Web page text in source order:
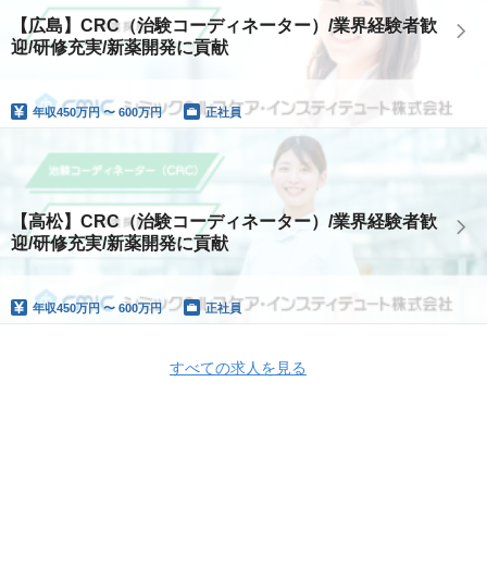
【広島】CRC（治験コーディネーター）/業界経験者歓
迎/研修充実/新薬開発に貢献
年収450万円 〜 600万円 正社員
【高松】CRC（治験コーディネーター）/業界経験者歓
迎/研修充実/新薬開発に貢献
年収450万円 〜 600万円 正社員
すべての求人を見る